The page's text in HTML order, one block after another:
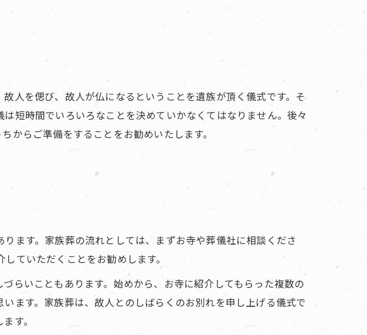
人を偲び、故人が仏になるということを遺族が頂く儀式です。そ
短時間でいろいろなことを決めていかなくてはなりません。後々
からご準備をすることをお勧めいたします。
ます。家族葬の流れとしては、まずお寺や葬儀社に相談くださ
ていただくことをお勧めします。
らいこともあります。始めから、お寺に紹介してもらった複数の
ます。家族葬は、故人とのしばらくのお別れを申し上げる儀式で
す。